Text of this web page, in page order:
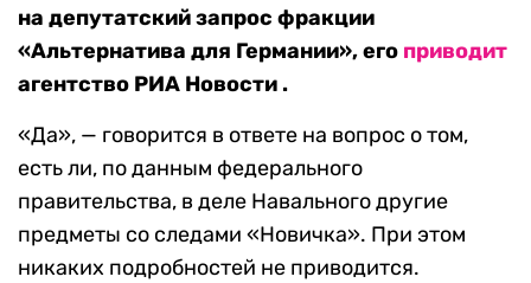
на депутатский запрос фракции
«Альтернатива для Германии», его приводит
агентство РИА Новости .
«Да», — говорится в ответе на вопрос о том,
есть ли, по данным федерального
правительства, в деле Навального другие
предметы со следами «Новичка». При этом
никаких подробностей не приводится.